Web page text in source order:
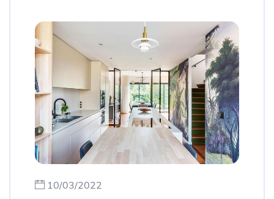
10/03/2022